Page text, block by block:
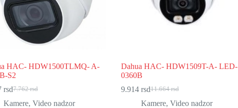
HAC- HDW1500TLMQ- A-
S2
7.762rsd
Originalna
cena
rsdTrenutna
cena
Kamere, Video nadzor
Dahua HAC- HDW1509T-A- LED-
0360B
11.664rsd
Originalna
cena
9.914 rsdTrenutna
cena
Kamere, Video nadzor